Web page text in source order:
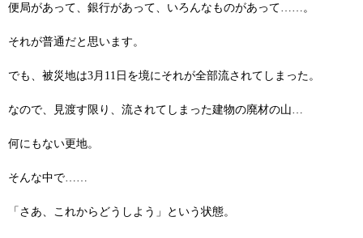
便局があって、銀行があって、いろんなものがあって……。
それが普通だと思います。
でも、被災地は3月11日を境にそれが全部流されてしまった。
なので、見渡す限り、流されてしまった建物の廃材の山…
何にもない更地。
そんな中で……
「さあ、これからどうしよう」という状態。